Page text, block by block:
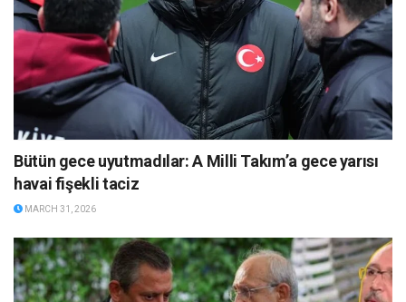
Bütün gece uyutmadılar: A Milli Takım’a gece yarısı
havai fişekli taciz
MARCH 31, 2026